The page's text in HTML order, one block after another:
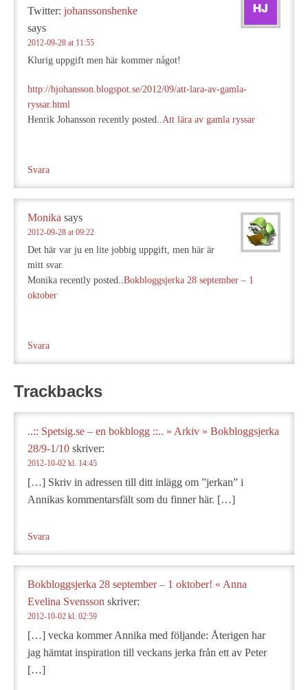
Twitter: johanssonshenke
says
2012-09-28 at 11:55
Klurig uppgift men här kommer något!
http://hjohansson.blogspot.se/2012/09/att-lara-av-gamla-
ryssar.html
Henrik Johansson recently posted..Att lära av gamla ryssar
Svara
Monika says
2012-09-28 at 09:22
Det här var ju en lite jobbig uppgift, men här är
mitt svar.
Monika recently posted..Bokbloggsjerka 28 september – 1
oktober
Svara
Trackbacks
..:: Spetsig.se – en bokblogg ::.. » Arkiv » Bokbloggsjerka
28/9-1/10 skriver:
2012-10-02 kl. 14:45
[…] Skriv in adressen till ditt inlägg om ”jerkan” i
Annikas kommentarsfält som du finner här. […]
Svara
Bokbloggsjerka 28 september – 1 oktober! « Anna
Evelina Svensson skriver:
2012-10-02 kl. 02:59
[…] vecka kommer Annika med följande: Återigen har
jag hämtat inspiration till veckans jerka från ett av Peter
[…]